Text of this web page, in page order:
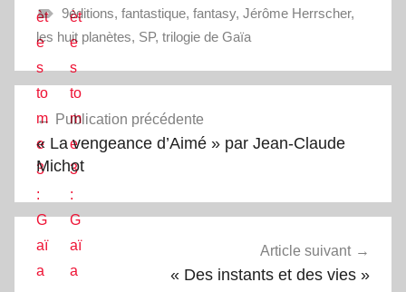
9éditions, fantastique, fantasy, Jérôme Herrscher,
les huit planètes, SP, trilogie de Gaïa
Navigation
l’article
Publication précédente
« La vengeance d’Aimé » par Jean-Claude
Michot
Article suivant
« Des instants et des vies »